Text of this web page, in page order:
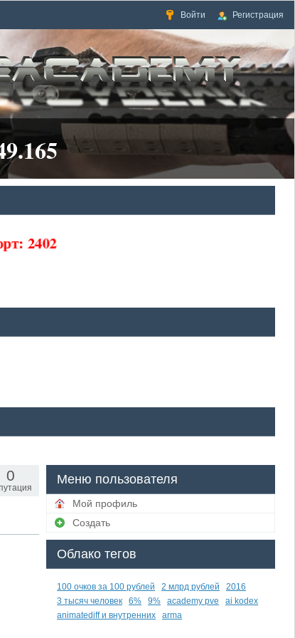
Войти Регистрация
2402
0 Меню пользователя
Мой профиль
Создать
Облако тегов
100 очков за 100 рублей 2 млрд рублей
2016
3 тысяч человек
6% 9% academy pve
ai kodex
animatediff и внутренних
arma